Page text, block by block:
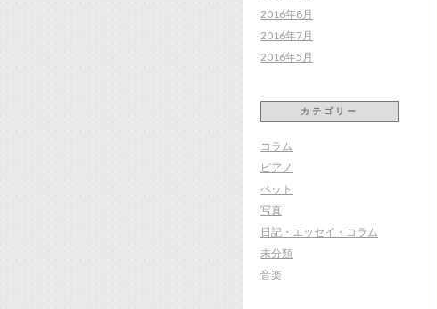
2016年8月
2016年7月
2016年5月
カテゴリー
コラム
ピアノ
ペット
写真
日記・エッセイ・コラム
未分類
音楽